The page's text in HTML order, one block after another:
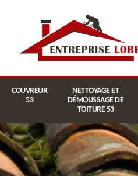
COUVREUR
53
NETTOYAGE ET
DÉMOUSSAGE DE
TOITURE 53